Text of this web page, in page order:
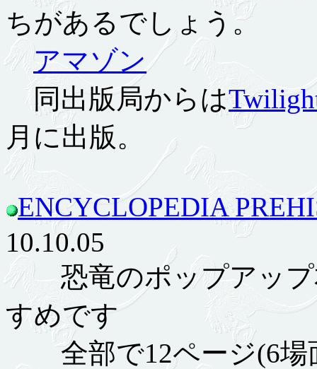
ちがあるでしょう。
アマゾン
同出版局からは
月に出版。
ENCYCLOPEDIA
10.10.05
恐竜のポップアップ
すめです
全部で12ページ(6場